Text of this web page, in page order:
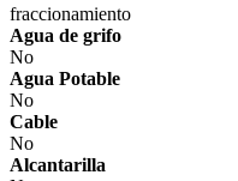
fraccionamiento
Agua de grifo
No
Agua Potable
No
Cable
No
Alcantarilla